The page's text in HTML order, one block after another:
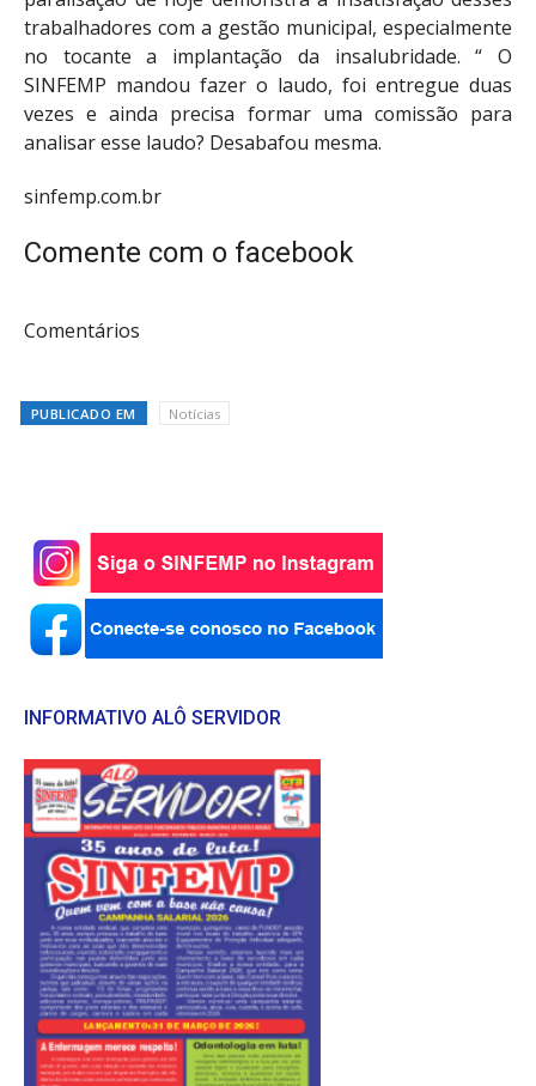
trabalhadores com a gestão municipal, especialmente
no tocante a implantação da insalubridade. “ O
SINFEMP mandou fazer o laudo, foi entregue duas
vezes e ainda precisa formar uma comissão para
analisar esse laudo? Desabafou mesma.
sinfemp.com.br
Comente com o facebook
Comentários
PUBLICADO EM Notícias
INFORMATIVO ALÔ SERVIDOR